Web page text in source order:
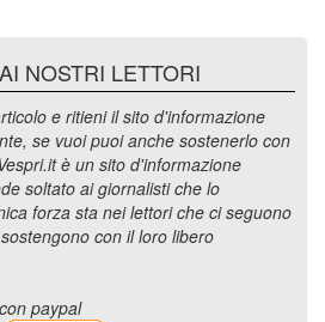
NOSTRI LETTORI
e ritieni il sito d'informazione
se vuoi puoi anche sostenerlo con
è un sito d'informazione
soltato ai giornalisti che lo
forza sta nei lettori che ci seguono
con il loro libero
paypal